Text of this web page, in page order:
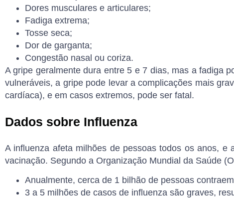
Dores musculares e articulares;
Fadiga extrema;
Tosse seca;
Dor de garganta;
Congestão nasal ou coriza.
A gripe geralmente dura entre 5 e 7 dias, mas a fadiga
vulneráveis, a gripe pode levar a complicações mais
cardíaca), e em casos extremos, pode ser fatal.
Dados sobre Influenza
A influenza afeta milhões de pessoas todos os anos,
vacinação. Segundo a Organização Mundial da Saúde
Anualmente, cerca de 1 bilhão de pessoas
3 a 5 milhões de casos de influenza são graves,